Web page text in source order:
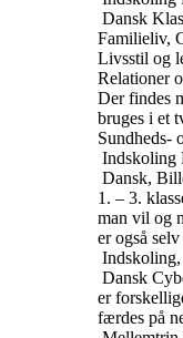
Dansk
Familieliv,
Livsstil og
Relationer
Der findes
bruges i et
Sundheds-
Indskoling
Dansk,
1. – 3.
man vil og
er også
Dansk
er
færdes på